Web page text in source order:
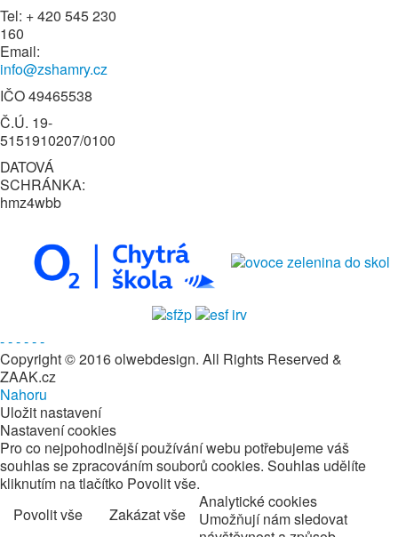
Tel: + 420 545 230
160
Email:
info@zshamry.cz
IČO 49465538
Č.Ú. 19-
5151910207/0100
DATOVÁ
SCHRÁNKA:
hmz4wbb
------
Copyright © 2016 olwebdesign. All Rights Reserved &
ZAAK.cz
Nahoru
Uložit nastavení
Nastavení cookies
Pro co nejpohodlnější používání webu potřebujeme váš
souhlas se zpracováním souborů cookies. Souhlas udělíte
kliknutím na tlačítko Povolit vše.
Povolit vše
Zakázat vše
Analytické cookies
Umožňují nám sledovat